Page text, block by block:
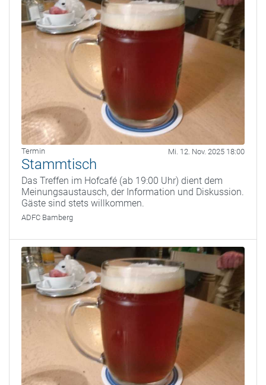
Termin Mi. 12. Nov. 2025 18:00
Stammtisch
Das Treffen im Hofcafé (ab 19:00 Uhr) dient dem
Meinungsaustausch, der Information und Diskussion.
Gäste sind stets willkommen.
ADFC Bamberg